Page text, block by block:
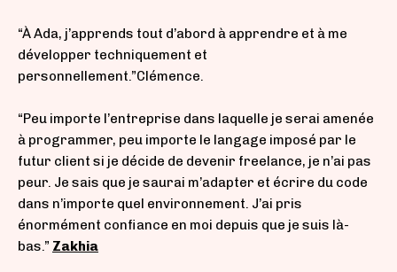
“À Ada, j’apprends tout d’abord à apprendre et à me
développer techniquement et
personnellement.”Clémence.
“Peu importe l’entreprise dans laquelle je serai amenée
à programmer, peu importe le langage imposé par le
futur client si je décide de devenir freelance, je n’ai pas
peur. Je sais que je saurai m’adapter et écrire du code
dans n’importe quel environnement. J’ai pris
énormément confiance en moi depuis que je suis là-
bas.” Zakhia